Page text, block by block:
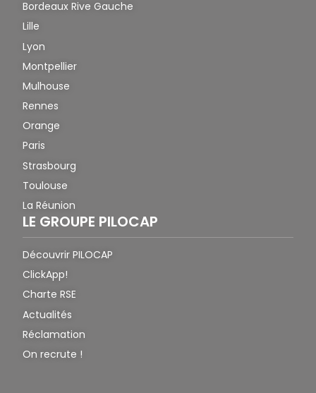
Bordeaux Rive Gauche
Lille
Lyon
Montpellier
Mulhouse
Rennes
Orange
Paris
Strasbourg
Toulouse
La Réunion
LE GROUPE PILOCAP
Découvrir PILOCAP
ClickApp!
Charte RSE
Actualités
Réclamation
On recrute !